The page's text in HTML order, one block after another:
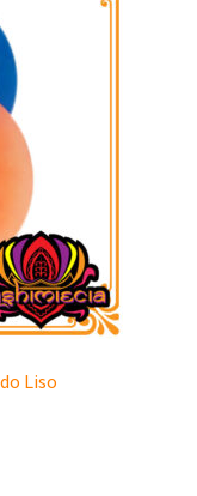
Liso